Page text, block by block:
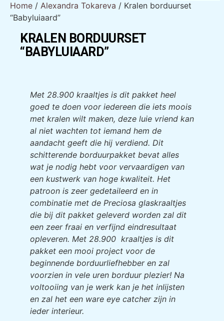
Home / Alexandra Tokareva / Kralen borduurset
“Babyluiaard”
KRALEN BORDUURSET
“BABYLUIAARD”
Met 28.900 kraaltjes is dit pakket heel
goed te doen voor iedereen die iets moois
met kralen wilt maken, deze luie vriend kan
al niet wachten tot iemand hem de
aandacht geeft die hij verdiend. Dit
schitterende borduurpakket bevat alles
wat je nodig hebt voor vervaardigen van
een kustwerk van hoge kwaliteit. Het
patroon is zeer gedetaileerd en in
combinatie met de Preciosa glaskraaltjes
die bij dit pakket geleverd worden zal dit
een zeer fraai en verfijnd eindresultaat
opleveren. Met 28.900 kraaltjes is dit
pakket een mooi project voor de
beginnende borduurliefhebber en zal
voorzien in vele uren borduur plezier! Na
voltooiing van je werk kan je het inlijsten
en zal het een ware eye catcher zijn in
ieder interieur.